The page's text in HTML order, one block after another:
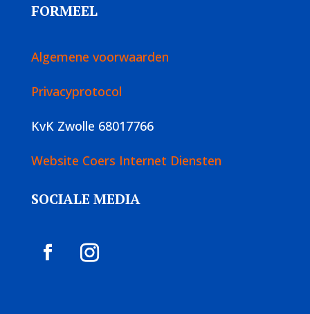
FORMEEL
Algemene voorwaarden
Privacyprotocol
KvK Zwolle 68017766
Website Coers Internet Diensten
SOCIALE MEDIA